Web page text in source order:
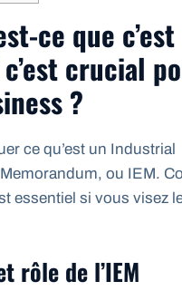
ce que
crucial
?
ce qu’est un Industrial
ou IEM.
essentiel si vous visez
rôle de l’IEM